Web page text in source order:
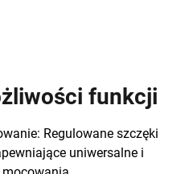
funkcji
Regulowane szczęki
uniwersalne i